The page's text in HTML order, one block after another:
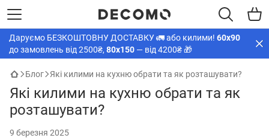
Даруємо БЕЗКОШТОВНУ ДОСТАВКУ 🚛 або килими! 60х90
до замовлень від 2500₴, 80х150 — від 4200₴ 🎁
Блог Які килими на кухню обрати та як розташувати?
Які килими на кухню обрати та як
розташувати?
9 березня 2025